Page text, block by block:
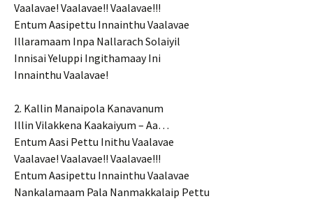
Vaalavae! Vaalavae!! Vaalavae!!!
Entum Aasipettu Innainthu Vaalavae
Illaramaam Inpa Nallarach Solaiyil
Innisai Yeluppi Ingithamaay Ini
Innainthu Vaalavae!
2. Kallin Manaipola Kanavanum
Illin Vilakkena Kaakaiyum – Aa…
Entum Aasi Pettu Inithu Vaalavae
Vaalavae! Vaalavae!! Vaalavae!!!
Entum Aasipettu Innainthu Vaalavae
Nankalamaam Pala Nanmakkalaip Pettu